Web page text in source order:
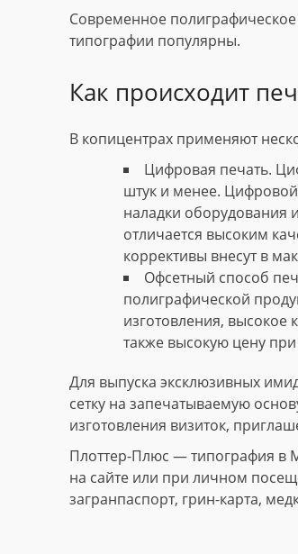
Современное
типографии популярны.
Как происходит
В копицентрах применяют
Цифровая печать.
штук и менее. Цифровой
наладки оборудования
отличается высоким
коррективы внесут в
Офсетный способ
полиграфической
изготовления, высокое
также высокую цену
Для выпуска эксклюзивных
сетку на запечатываемую
изготовления визиток,
Плоттер-Плюс — типография в
на сайте или при личном
загранпаспорт, грин-карта,